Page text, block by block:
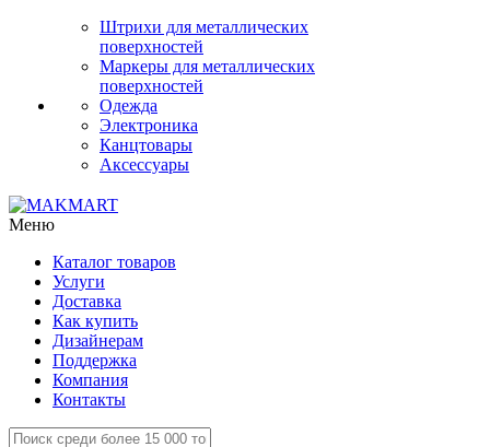
Штрихи для металлических
поверхностей
Маркеры для металлических
поверхностей
Одежда
Электроника
Канцтовары
Аксессуары
Меню
Каталог товаров
Услуги
Доставка
Как купить
Дизайнерам
Поддержка
Компания
Контакты